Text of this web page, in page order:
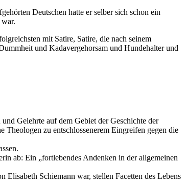
Deutschen hatte er selber sich schon ein
mit Satire, Satire, die nach seinem
und Kadavergehorsam und Hundehalter und
Gelehrte auf dem Gebiet der Geschichte der
zu entschlossenerem Eingreifen gegen die
ab: Ein „fortlebendes Andenken in der allgemeinen
Schiemann war, stellen Facetten des Lebens